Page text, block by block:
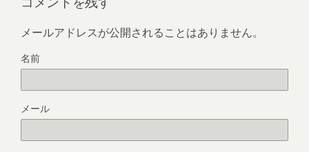
メールアドレスが公開されることはありません。
名前
メール